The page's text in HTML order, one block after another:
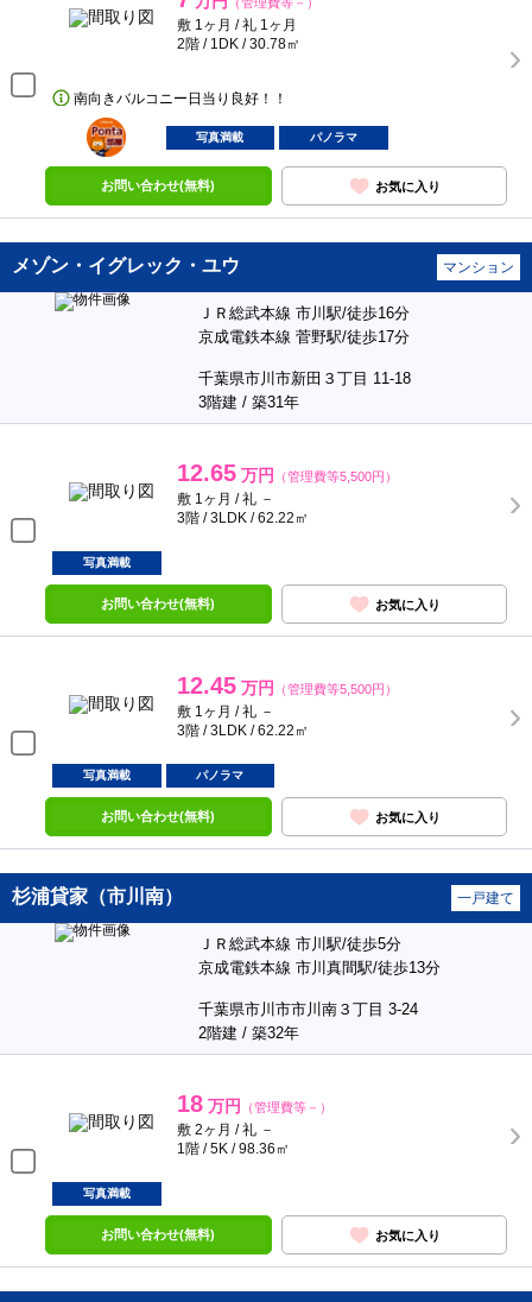
敷 1ヶ月 / 礼 1ヶ月
2階 / 1DK / 30.78㎡
南向きバルコニー日当り良好！！
ポンタ
部屋
写真満載 パノラマ
お問い合わせ(無料) お気に入り
メゾン・イグレック・ユウ マンション
ＪＲ総武本線 市川駅/徒歩16分
京成電鉄本線 菅野駅/徒歩17分
千葉県市川市新田３丁目 11-18
3階建 / 築31年
12.65 万円 （管理費等5,500円）
敷 1ヶ月 / 礼 －
3階 / 3LDK / 62.22㎡
写真満載
お問い合わせ(無料) お気に入り
12.45 万円 （管理費等5,500円）
敷 1ヶ月 / 礼 －
3階 / 3LDK / 62.22㎡
写真満載 パノラマ
お問い合わせ(無料) お気に入り
杉浦貸家（市川南） 一戸建て
ＪＲ総武本線 市川駅/徒歩5分
京成電鉄本線 市川真間駅/徒歩13分
千葉県市川市市川南３丁目 3-24
2階建 / 築32年
18 万円 （管理費等－）
敷 2ヶ月 / 礼 －
1階 / 5K / 98.36㎡
写真満載
お問い合わせ(無料) お気に入り